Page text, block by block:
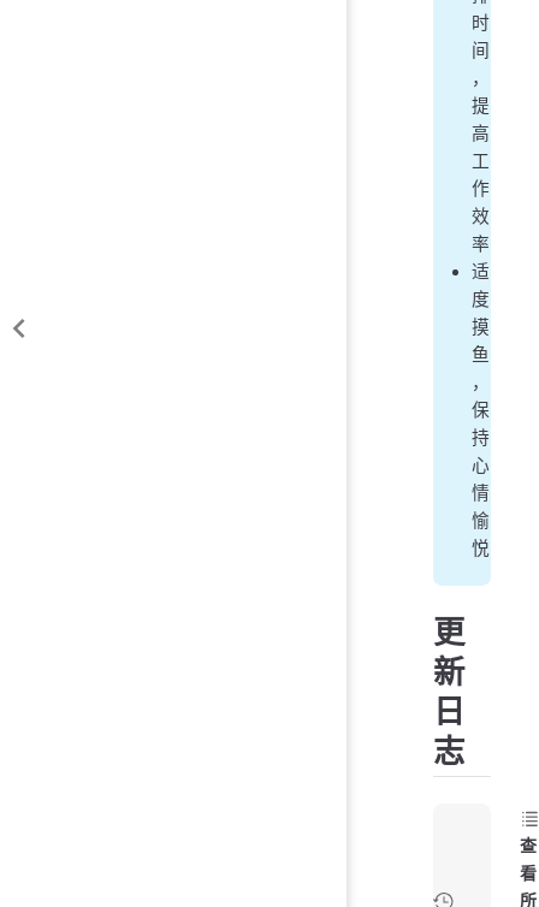
时
间
，
提
高
工
作
效
率
适
度
摸
鱼
，
保
持
心
情
愉
悦
更
新
日
志
查
看
所